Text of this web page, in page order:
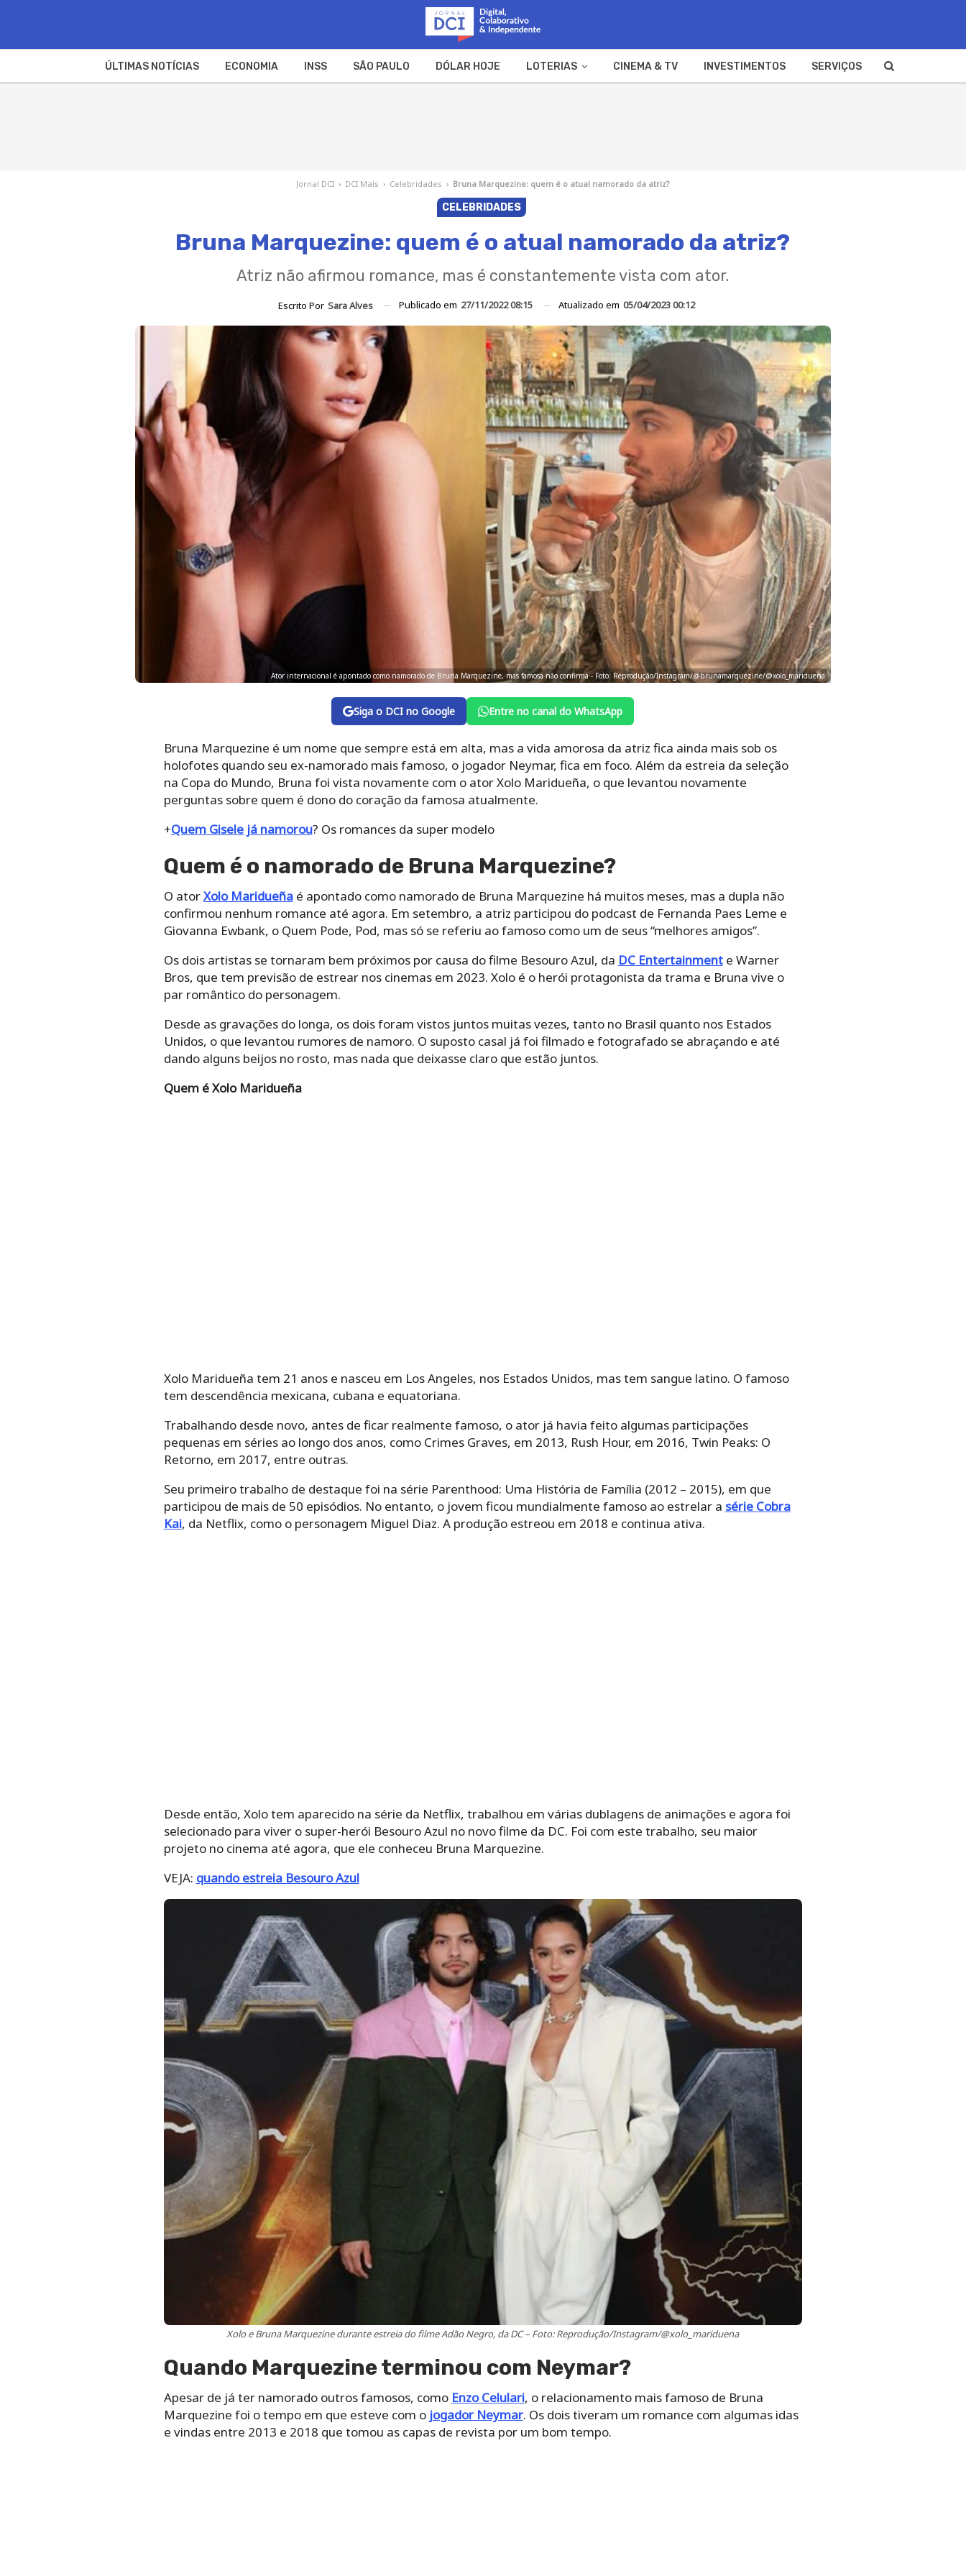
ÚLTIMAS NOTÍCIAS ECONOMIA INSS SÃO PAULO DÓLAR HOJE LOTERIAS CINEMA & TV INVESTIMENTOS SERVIÇOS
Jornal DCI › DCI Mais › Celebridades › Bruna Marquezine: quem é o atual namorado da atriz?
CELEBRIDADES
Bruna Marquezine: quem é o atual namorado da atriz?
Atriz não afirmou romance, mas é constantemente vista com ator.
Escrito Por Sara Alves Publicado em 27/11/2022 08:15 Atualizado em 05/04/2023 00:12
Ator internacional é apontado como namorado de Bruna Marquezine, mas famosa não confirma - Foto: Reprodução/Instagram/@brunamarquezine/@xolo_mariduena
Siga o DCI no Google Entre no canal do WhatsApp
Bruna Marquezine é um nome que sempre está em alta, mas a vida amorosa da atriz fica ainda mais sob os
holofotes quando seu ex-namorado mais famoso, o jogador Neymar, fica em foco. Além da estreia da seleção
na Copa do Mundo, Bruna foi vista novamente com o ator Xolo Maridueña, o que levantou novamente
perguntas sobre quem é dono do coração da famosa atualmente.
+Quem Gisele já namorou? Os romances da super modelo
Quem é o namorado de Bruna Marquezine?
O atorXolo Maridueñaé apontado como namorado de Bruna Marquezine há muitos meses, mas a dupla não
confirmou nenhum romance até agora. Em setembro, a atriz participou do podcast de Fernanda Paes Leme e
Giovanna Ewbank, o Quem Pode, Pod, mas só se referiu ao famoso como um de seus “melhores amigos”.
Os dois artistas se tornaram bem próximos por causa do filme Besouro Azul, da DC Entertainmente Warner
Bros, que tem previsão de estrear nos cinemas em 2023. Xolo é o herói protagonista da trama e Bruna vive o
par romântico do personagem.
Desde as gravações do longa, os dois foram vistos juntos muitas vezes, tanto no Brasil quanto nos Estados
Unidos, o que levantou rumores de namoro. O suposto casal já foi filmado e fotografado se abraçando e até
dando alguns beijos no rosto, mas nada que deixasse claro que estão juntos.
Quem é Xolo Maridueña
Xolo Maridueña tem 21 anos e nasceu em Los Angeles, nos Estados Unidos, mas tem sangue latino. O famoso
tem descendência mexicana, cubana e equatoriana.
Trabalhando desde novo, antes de ficar realmente famoso, o ator já havia feito algumas participações
pequenas em séries ao longo dos anos, como Crimes Graves, em 2013, Rush Hour, em 2016, Twin Peaks: O
Retorno, em 2017, entre outras.
Seu primeiro trabalho de destaque foi na série Parenthood: Uma História de Família (2012 – 2015), em que
participou de mais de 50 episódios. No entanto, o jovem ficou mundialmente famoso ao estrelar a série Cobra
Kai, da Netflix, como o personagem Miguel Diaz. A produção estreou em 2018 e continua ativa.
Desde então, Xolo tem aparecido na série da Netflix, trabalhou em várias dublagens de animações e agora foi
selecionado para viver o super-herói Besouro Azul no novo filme da DC. Foi com este trabalho, seu maior
projeto no cinema até agora, que ele conheceu Bruna Marquezine.
VEJA: quando estreia Besouro Azul
Xolo e Bruna Marquezine durante estreia do filme Adão Negro, da DC – Foto: Reprodução/Instagram/@xolo_mariduena
Quando Marquezine terminou com Neymar?
Apesar de já ter namorado outros famosos, como Enzo Celulari, o relacionamento mais famoso de Bruna
Marquezine foi o tempo em que esteve com o jogador Neymar. Os dois tiveram um romance com algumas idas
e vindas entre 2013 e 2018 que tomou as capas de revista por um bom tempo.